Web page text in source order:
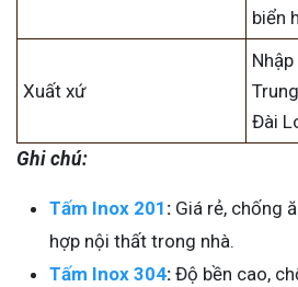
biển
Xuất xứ
Đài
Ghi chú:
Tấm Inox 201 : Giá rẻ, chống
hợp nội thất trong nhà.
Tấm Inox 304: Độ bền cao,